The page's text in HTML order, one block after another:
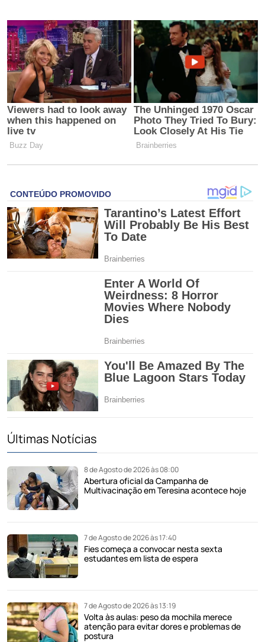
Últimas Notícias
8 de Agosto de 2026 às 08:00
Abertura oficial da Campanha de
Multivacinação em Teresina acontece hoje
7 de Agosto de 2026 às 17:40
Fies começa a convocar nesta sexta
estudantes em lista de espera
7 de Agosto de 2026 às 13:19
Volta às aulas: peso da mochila merece
atenção para evitar dores e problemas de
postura